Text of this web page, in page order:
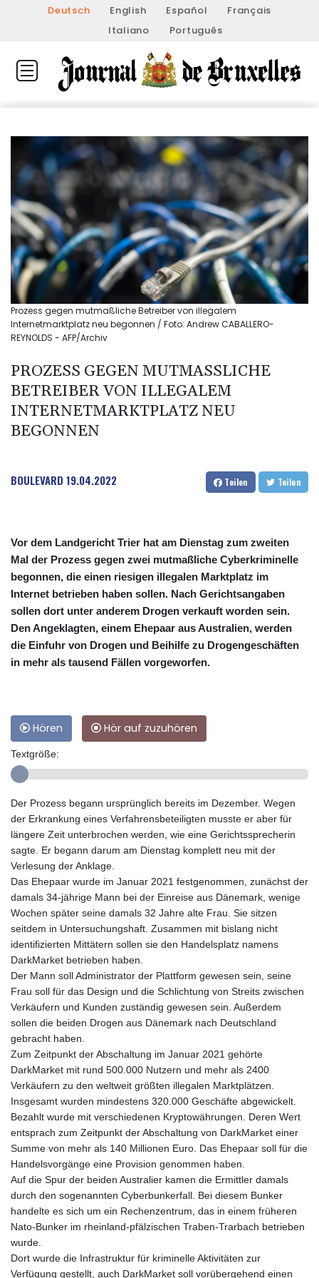
Deutsch English Español
Français
Italiano
Português
Prozess gegen mutmaßliche Betreiber von illegalem
Internetmarktplatz neu begonnen / Foto: Andrew CABALLERO-
REYNOLDS - AFP/Archiv
PROZESS GEGEN MUTMASSLICHE B
ETREIBER VON ILLEGALEM I
NTERNETMARKTPLATZ NEU B
EGONNEN
BOULEVARD 19.04.2022 Teilen Teilen
Vor dem Landgericht Trier hat am Dienstag zum zweiten
Mal der Prozess gegen zwei mutmaßliche Cyberkriminelle
begonnen, die einen riesigen illegalen Marktplatz im
Internet betrieben haben sollen. Nach Gerichtsangaben
sollen dort unter anderem Drogen verkauft worden sein.
Den Angeklagten, einem Ehepaar aus Australien, werden
die Einfuhr von Drogen und Beihilfe zu Drogengeschäften
in mehr als tausend Fällen vorgeworfen.
Hören Hör auf zuzuhören
Textgröße:
Der Prozess begann ursprünglich bereits im Dezember. Wegen
der Erkrankung eines Verfahrensbeteiligten musste er aber für
längere Zeit unterbrochen werden, wie eine Gerichtssprecherin
sagte. Er begann darum am Dienstag komplett neu mit der
Verlesung der Anklage.
Das Ehepaar wurde im Januar 2021 festgenommen, zunächst der
damals 34-jährige Mann bei der Einreise aus Dänemark, wenige
Wochen später seine damals 32 Jahre alte Frau. Sie sitzen
seitdem in Untersuchungshaft. Zusammen mit bislang nicht
identifizierten Mittätern sollen sie den Handelsplatz namens
DarkMarket betrieben haben.
Der Mann soll Administrator der Plattform gewesen sein, seine
Frau soll für das Design und die Schlichtung von Streits zwischen
Verkäufern und Kunden zuständig gewesen sein. Außerdem
sollen die beiden Drogen aus Dänemark nach Deutschland
gebracht haben.
Zum Zeitpunkt der Abschaltung im Januar 2021 gehörte
DarkMarket mit rund 500.000 Nutzern und mehr als 2400
Verkäufern zu den weltweit größten illegalen Marktplätzen.
Insgesamt wurden mindestens 320.000 Geschäfte abgewickelt.
Bezahlt wurde mit verschiedenen Kryptowährungen. Deren Wert
entsprach zum Zeitpunkt der Abschaltung von DarkMarket einer
Summe von mehr als 140 Millionen Euro. Das Ehepaar soll für die
Handelsvorgänge eine Provision genommen haben.
Auf die Spur der beiden Australier kamen die Ermittler damals
durch den sogenannten Cyberbunkerfall. Bei diesem Bunker
handelte es sich um ein Rechenzentrum, das in einem früheren
Nato-Bunker im rheinland-pfälzischen Traben-Trarbach betrieben
wurde.
Dort wurde die Infrastruktur für kriminelle Aktivitäten zur
Verfügung gestellt, auch DarkMarket soll vorübergehend einen